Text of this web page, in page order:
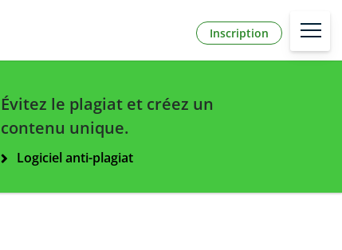
Inscription
Évitez le plagiat et créez un
contenu unique.
Logiciel anti-plagiat